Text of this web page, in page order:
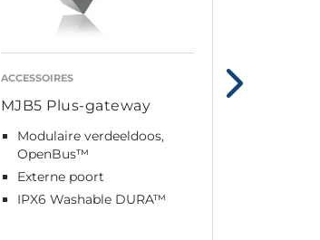
ACCESSOIRES
MJB5 Plus-gateway
Modulaire verdeeldoos,
OpenBus™
Externe poort
IPX6 Washable DURA™